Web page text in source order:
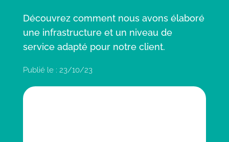
Découvrez comment nous avons élaboré
une infrastructure et un niveau de
service adapté pour notre client.
Publié le : 23/10/23